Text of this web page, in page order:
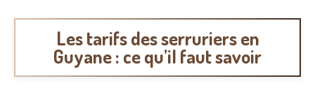
Les tarifs des serruriers en
Guyane : ce qu’il faut savoir